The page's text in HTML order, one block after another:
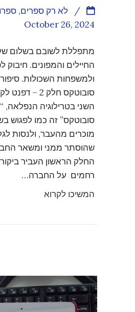
לא רק ספרים,
/
October 26, 2024
מתפללת לשובם בשלום
החיילים והמפונים. חיבוק
ולמשפחות השכולות.
סובוטקס חלק 2
השני בטרילוגיה הנפלאה,
סובוטקס” זה כמו לפגוש
מוכרים מהעבר, ולנסות
שהוסתר ממני ומשאר
החלק הראשון העביר
רחמים על החברה…
המשיכו לקרוא